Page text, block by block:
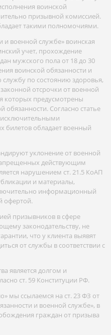
воинской
призывной комиссией.
такими полномочиями.
и военной службе» воинская
учет, прохождение
мужского пола от 18 до 30
воинской обязанности и
по состоянию здоровья,
отсрочки от военной
которых предусмотрены
обязанности. Согласно статье
исключительными
обладает военный
уклонение от военной
действующим
нарушением ст. 21.5 КоАП
и материалы,
информационный
офертой.
призывников в сфере
законодательству, не
что у клиента выявят
от службы в соответствии с
является долгом и
ст. 59 Конституции РФ.
мы ссылаемся на ст. 23 ФЗ от
и военной службе», в
граждан от призыва